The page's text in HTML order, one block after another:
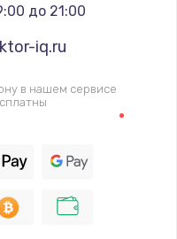
до 21:00
iq.ru
в нашем сервисе